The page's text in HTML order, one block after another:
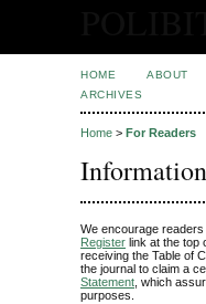
HOME ABOUT
ARCHIVES
Home > For Readers
We encourage
Register link at the top
receiving the Table of
the journal to claim a
Statement , which
purposes.